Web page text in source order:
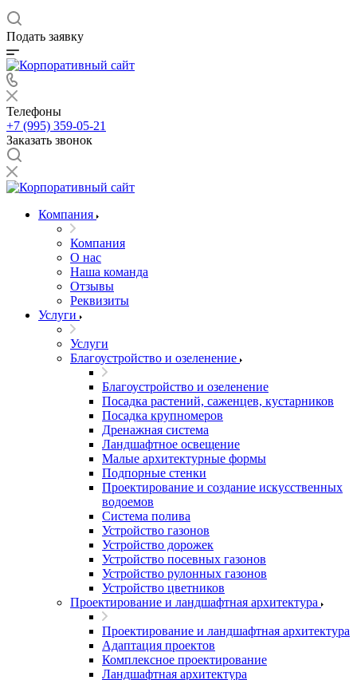
Подать заявку
Телефоны
+7 (995) 359-05-21
Заказать звонок
Компания
Компания
О нас
Наша команда
Отзывы
Реквизиты
Услуги
Услуги
Благоустройство и озеленение
Благоустройство и озеленение
Посадка растений, саженцев, кустарников
Посадка крупномеров
Дренажная система
Ландшафтное освещение
Малые архитектурные формы
Подпорные стенки
Проектирование и создание искусственных
водоемов
Система полива
Устройство газонов
Устройство дорожек
Устройство посевных газонов
Устройство рулонных газонов
Устройство цветников
Проектирование и ландшафтная архитектура
Проектирование и ландшафтная архитектура
Адаптация проектов
Комплексное проектирование
Ландшафтная архитектура